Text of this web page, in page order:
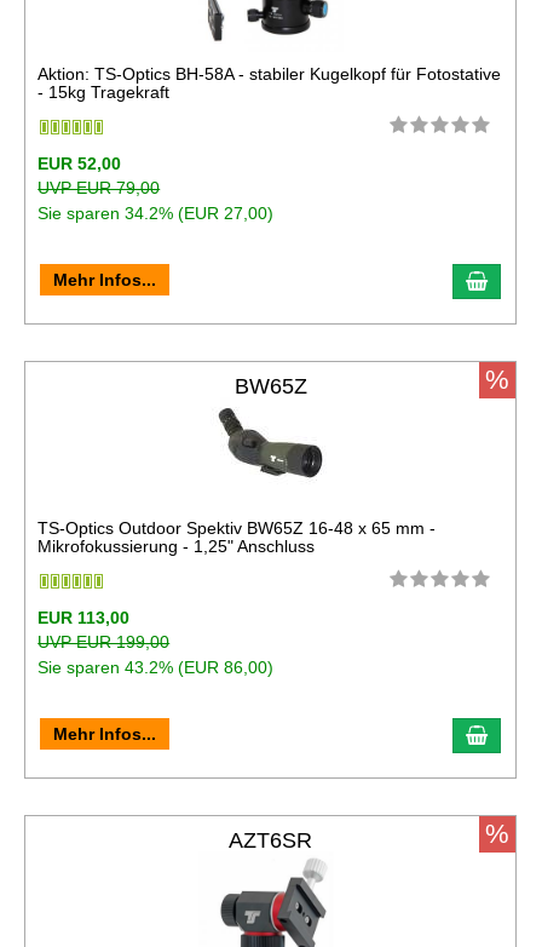
Aktion: TS-Optics BH-58A - stabiler Kugelkopf für Fotostative
- 15kg Tragekraft
EUR 52,00
UVP EUR 79,00
Sie sparen 34.2% (EUR 27,00)
Mehr Infos... In
BW65Z
TS-Optics Outdoor Spektiv BW65Z 16-48 x 65 mm -
Mikrofokussierung - 1,25" Anschluss
EUR 113,00
UVP EUR 199,00
Sie sparen 43.2% (EUR 86,00)
Mehr Infos... In
%
AZT6SR %